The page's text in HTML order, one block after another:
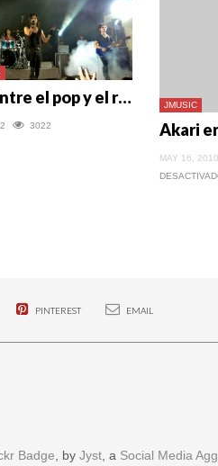
Music Box: Entre el pop y el rock japonés
2 3022
JMUSIC
MAY 16, 2010
PINTEREST EMAIL
Badge, by Jyst, a Social Media